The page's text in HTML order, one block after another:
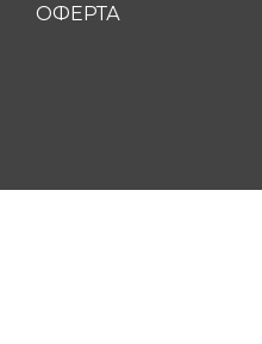
ОФЕРТА